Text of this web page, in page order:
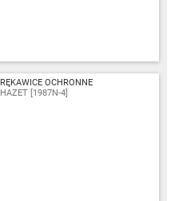
RĘKAWICE OCHRONNE
HAZET [1987N-4]